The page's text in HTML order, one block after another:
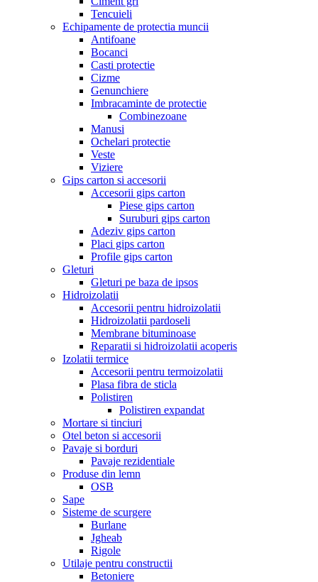
Tencuieli
Echipamente de protectia muncii
Antifoane
Bocanci
Casti protectie
Cizme
Genunchiere
Imbracaminte de protectie
Combinezoane
Manusi
Ochelari protectie
Veste
Viziere
Gips carton si accesorii
Accesorii gips carton
Piese gips carton
Suruburi gips carton
Adeziv gips carton
Placi gips carton
Profile gips carton
Gleturi
Gleturi pe baza de ipsos
Hidroizolatii
Accesorii pentru hidroizolatii
Hidroizolatii pardoseli
Membrane bituminoase
Reparatii si hidroizolatii acoperis
Izolatii termice
Accesorii pentru termoizolatii
Plasa fibra de sticla
Polistiren
Polistiren expandat
Mortare si tinciuri
Otel beton si accesorii
Pavaje si borduri
Pavaje rezidentiale
Produse din lemn
OSB
Sape
Sisteme de scurgere
Burlane
Jgheab
Rigole
Utilaje pentru constructii
Betoniere